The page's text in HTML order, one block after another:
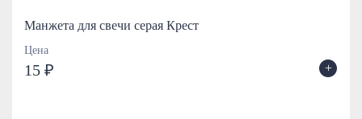
Манжета для свечи серая Крест
Цена
15 ₽ +